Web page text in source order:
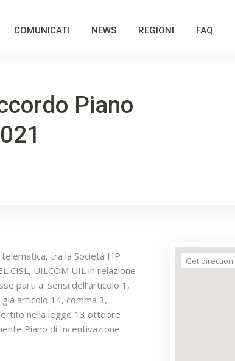
COMUNICATI NEWS REGIONI FAQ
Piano
tra la Società HP
CISL, UILCOM UIL in relazione
parti ai sensi dell’articolo 1,
articolo 14, comma 3,
nella legge 13 ottobre
Piano di Incentivazione.
Get direction